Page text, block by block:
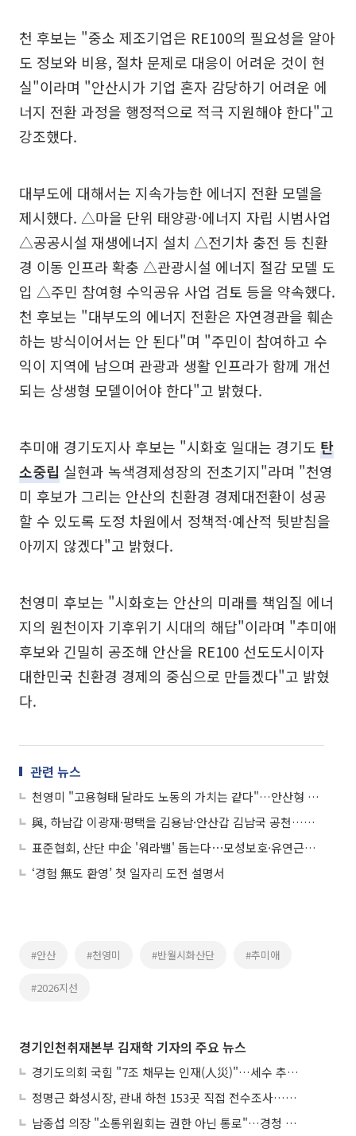
천 후보는 "중소 제조기업은 RE100의 필요성을 알아
도 정보와 비용, 절차 문제로 대응이 어려운 것이 현
실"이라며 "안산시가 기업 혼자 감당하기 어려운 에
너지 전환 과정을 행정적으로 적극 지원해야 한다"고
강조했다.
대부도에 대해서는 지속가능한 에너지 전환 모델을
제시했다. △마을 단위 태양광·에너지 자립 시범사업
△공공시설 재생에너지 설치 △전기차 충전 등 친환
경 이동 인프라 확충 △관광시설 에너지 절감 모델 도
입 △주민 참여형 수익공유 사업 검토 등을 약속했다.
천 후보는 "대부도의 에너지 전환은 자연경관을 훼손
하는 방식이어서는 안 된다"며 "주민이 참여하고 수
익이 지역에 남으며 관광과 생활 인프라가 함께 개선
되는 상생형 모델이어야 한다"고 밝혔다.
추미애 경기도지사 후보는 "시화호 일대는 경기도 탄
소중립 실현과 녹색경제성장의 전초기지"라며 "천영
미 후보가 그리는 안산의 친환경 경제대전환이 성공
할 수 있도록 도정 차원에서 정책적·예산적 뒷받침을
아끼지 않겠다"고 밝혔다.
천영미 후보는 "시화호는 안산의 미래를 책임질 에너
지의 원천이자 기후위기 시대의 해답"이라며 "추미애
후보와 긴밀히 공조해 안산을 RE100 선도도시이자
대한민국 친환경 경제의 중심으로 만들겠다"고 밝혔
다.
관련 뉴스
천영미 "고용형태 달라도 노동의 가치는 같다"…안산형 노동존중 4대 공약 발표
與, 하남갑 이광재·평택을 김용남·안산갑 김남국 공천…김용 컷오프
표준협회, 산단 中企 '워라밸' 돕는다⋯모성보호·유연근무 안착 지원
‘경험 無도 환영’ 첫 일자리 도전 설명서
#안산 #천영미 #반월시화산단 #추미애
#2026지선
경기인천취재본부 김재학 기자의 주요 뉴스
경기도의회 국힘 "7조 채무는 인재(人災)"…세수 추계 조작 의혹 제기
정명근 화성시장, 관내 하천 153곳 직접 전수조사…불법시설 정비
남종섭 의장 "소통위원회는 권한 아닌 통로"…경청 의회 만든다